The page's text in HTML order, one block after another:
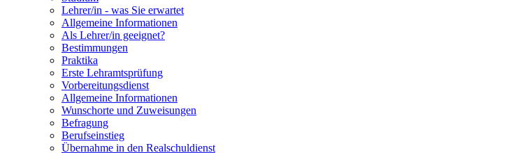
Lehrer/in - was Sie erwartet
Allgemeine Informationen
Als Lehrer/in geeignet?
Bestimmungen
Praktika
Erste Lehramtsprüfung
Vorbereitungsdienst
Allgemeine Informationen
Wunschorte und Zuweisungen
Befragung
Berufseinstieg
Übernahme in den Realschuldienst